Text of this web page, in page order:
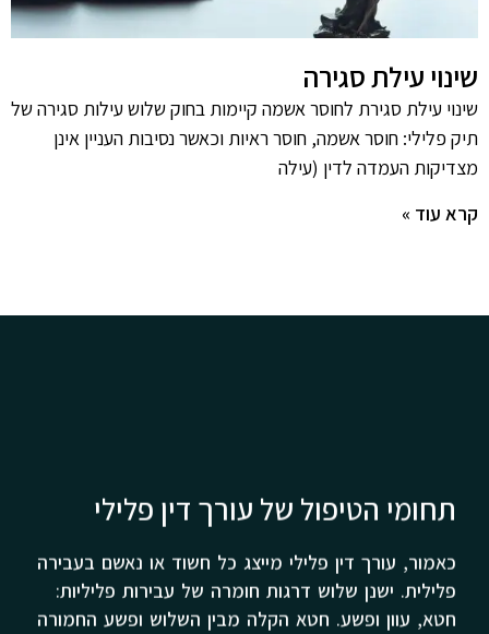
שינוי עילת סגירה
שינוי עילת סגירת לחוסר אשמה קיימות בחוק שלוש עילות סגירה של
תיק פלילי: חוסר אשמה, חוסר ראיות וכאשר נסיבות העניין אינן
מצדיקות העמדה לדין (עילה
קרא עוד »
תחומי הטיפול של עורך דין פלילי
כאמור, עורך דין פלילי מייצג כל חשוד או נאשם בעבירה
פלילית. ישנן שלוש דרגות חומרה של עבירות פליליות:
חטא, עוון ופשע. חטא הקלה מבין השלוש ופשע החמורה